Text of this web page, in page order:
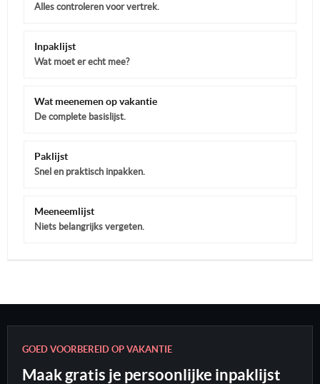
Alles controleren voor vertrek.
Inpaklijst
Wat moet er echt mee?
Wat meenemen op vakantie
De complete basislijst.
Paklijst
Snel en praktisch inpakken.
Meeneemlijst
Niets belangrijks vergeten.
GOED VOORBEREID OP VAKANTIE
Maak gratis je persoonlijke inpaklijst